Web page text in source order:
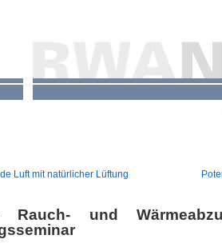
Luft mit natürlicher Lüftung
Rauch- und